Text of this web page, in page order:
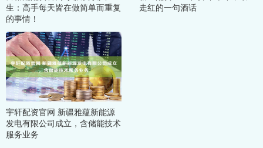
生：高手每天皆在做简单而重复
的事情！
走红的一句酒话
宇轩配资官网 新疆雅蕴新能源
发电有限公司成立，含储能技术
服务业务